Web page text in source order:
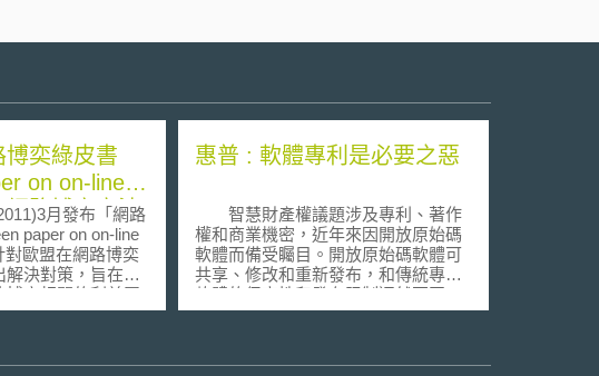
博奕綠皮書
on on-line
網路博奕立法
月發布「網路
paper on on-line
對歐盟在網路博奕
解決對策，旨在尋
博奕相關的利益團
該綠皮書內容，主
惠普 : 軟體專利是必要之惡
智慧財產權議題涉及專利、著作
權和商業機密，近年來因開放原始碼
軟體而備受矚目。開放原始碼軟體可
共享、修改和重新發布，和傳統專屬
軟體的保密性和發布限制迥然不同。
許多開放原始碼與自由軟體倡議